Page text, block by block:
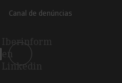
Canal de denúncias
Iberinform
en
Linkedin